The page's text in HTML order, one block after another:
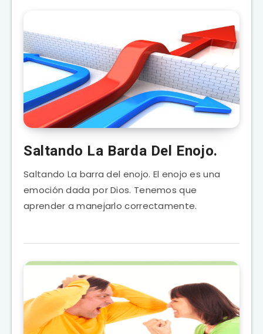
Saltando La Barda Del Enojo.
Saltando La barra del enojo. El enojo es una
emoción dada por Dios. Tenemos que
aprender a manejarlo correctamente.